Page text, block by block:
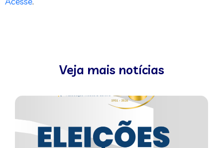
Veja mais notícias